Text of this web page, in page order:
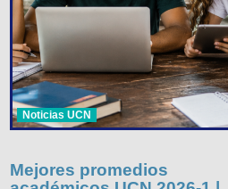
Noticias UCN
Mejores promedios